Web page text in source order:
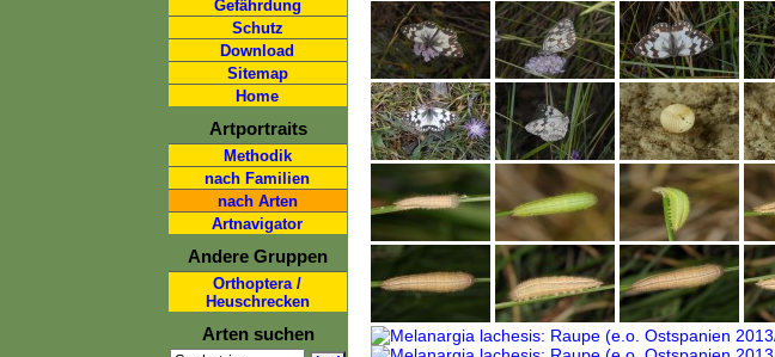
Gefährdung
Schutz
Download
Sitemap
Home
Artportraits
Methodik
nach Familien
nach Arten
Artnavigator
Andere Gruppen
Orthoptera /
Heuschrecken
Arten suchen